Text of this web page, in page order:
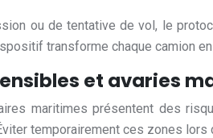
ou de tentative de vol, le
transforme chaque camion
et avaries
maritimes présentent des
temporairement ces zones